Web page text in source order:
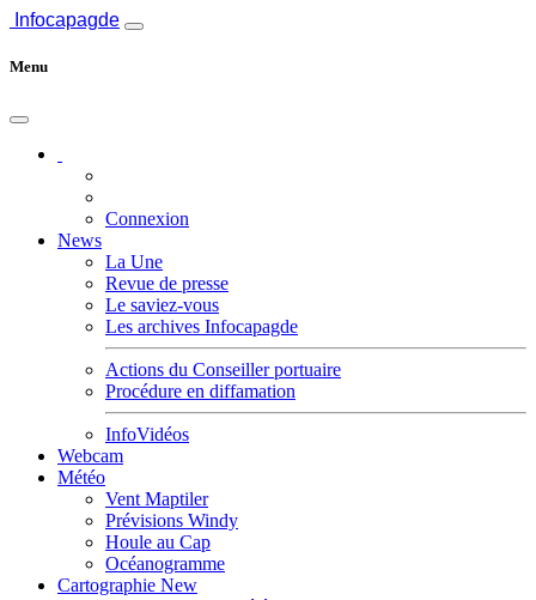
Infocapagde
Menu
Connexion
News
La Une
Revue de presse
Le saviez-vous
Les archives Infocapagde
Actions du Conseiller portuaire
Procédure en diffamation
InfoVidéos
Webcam
Météo
Vent Maptiler
Prévisions Windy
Houle au Cap
Océanogramme
Cartographie New